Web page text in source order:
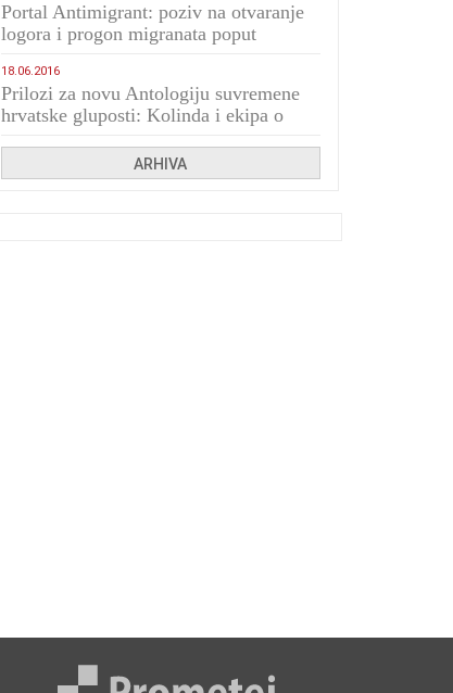
Portal Antimigrant: poziv na otvaranje
logora i progon migranata poput
18.06.2016
Prilozi za novu Antologiju suvremene
hrvatske gluposti: Kolinda i ekipa o
ARHIVA